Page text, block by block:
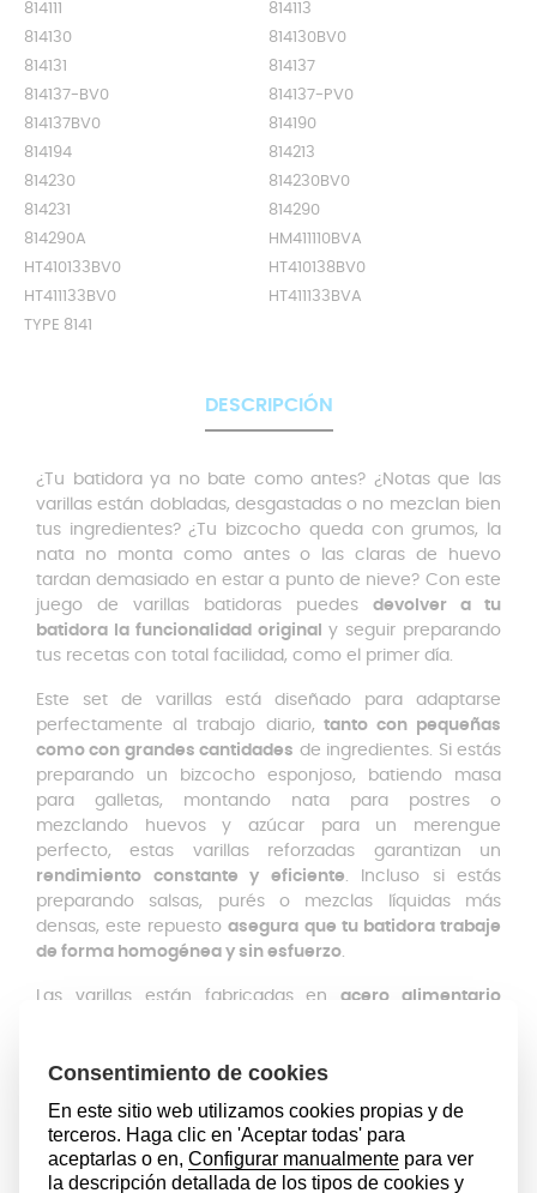
814111
814113
814130
814130BV0
814131
814137
814137-BV0
814137-PV0
814137BV0
814190
814194
814213
814230
814230BV0
814231
814290
814290A
HM411110BVA
HT410133BV0
HT410138BV0
HT411133BV0
HT411133BVA
TYPE 8141
DESCRIPCIÓN
¿Tu batidora ya no bate como antes? ¿Notas que las
varillas están dobladas, desgastadas o no mezclan bien
tus ingredientes? ¿Tu bizcocho queda con grumos, la
nata no monta como antes o las claras de huevo
tardan demasiado en estar a punto de nieve? Con este
juego de varillas batidoras puedes devolver a tu
batidora la funcionalidad original
y seguir preparando
tus recetas con total facilidad, como el primer día.
Este set de varillas está diseñado para adaptarse
perfectamente al trabajo diario, tanto con pequeñas
como con grandes cantidades de ingredientes. Si estás
preparando un bizcocho esponjoso, batiendo masa
para galletas, montando nata para postres o
mezclando huevos y azúcar para un merengue
perfecto, estas varillas reforzadas garantizan un
rendimiento constante y eficiente. Incluso si estás
preparando salsas, purés o mezclas líquidas más
densas, este repuestoasegura que tu batidora trabaje
de forma homogénea y sin esfuerzo.
Las varillas están fabricadas enacero alimentario
después de cada uso. Esto asegura que tu batidora de
Tefalfuncione correctamente y mantenga una
sensación de calidad profesional en cada preparación.
Olvídate de varillas que se doblan, deforman o pierden